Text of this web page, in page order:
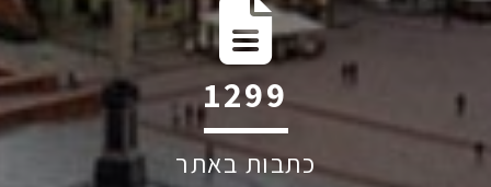
2004
כתבות באתר